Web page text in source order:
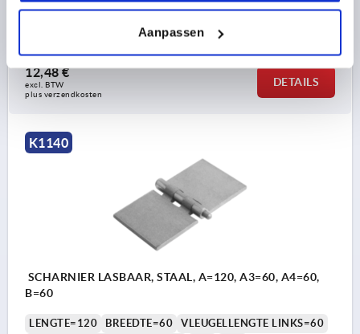
Aanpassen
VLEUGELLENGTE RECHTS=60
D=6 H=5
K1140.06050060
12,48 €
excl. BTW
plus verzendkosten
DETAILS
K1140
SCHARNIER LASBAAR, STAAL, A=120, A3=60, A4=60,
B=60
LENGTE=120 BREEDTE=60
VLEUGELLENGTE LINKS=60